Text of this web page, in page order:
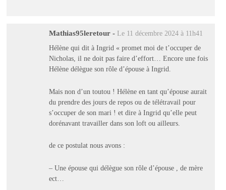
Mathias95leretour - Le 11 décembre 2024 à 11h41
Hélène qui dit à Ingrid « promet moi de t’occuper de
Nicholas, il ne doit pas faire d’effort… Encore une fois
Hélène délègue son rôle d’épouse à Ingrid.
Mais non d’un toutou ! Hélène en tant qu’épouse aurait
du prendre des jours de repos ou de télétravail pour
s’occuper de son mari ! et dire à Ingrid qu’elle peut
dorénavant travailler dans son loft ou ailleurs.
de ce postulat nous avons :
– Une épouse qui délègue son rôle d’épouse , de mère
ect…